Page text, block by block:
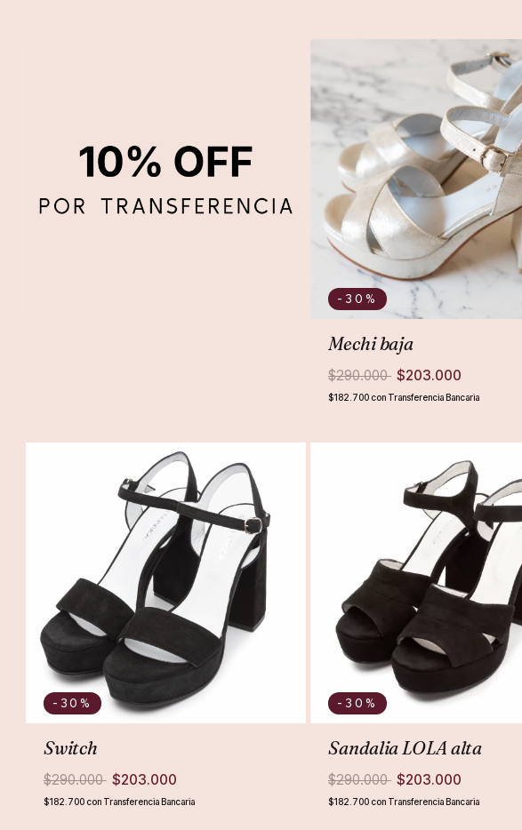
-30 %
Mechi baja
$290.000 $203.000
$182.700 con Transferencia Bancaria
-30%
Switch
$290.000 $203.000
$182.700 con Transferencia Bancaria
-30 %
Sandalia LOLA alta
$290.000 $203.000
$182.700 con Transferencia Bancaria